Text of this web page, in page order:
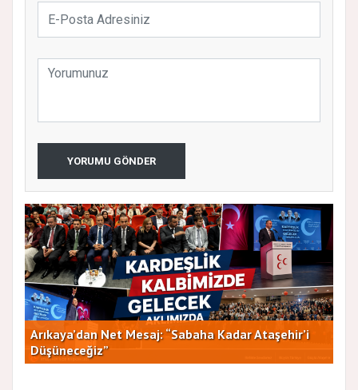
YORUMU GÖNDER
Arıkaya’dan Net Mesaj: “Sabaha Kadar Ataşehir’i
Düşüneceğiz”